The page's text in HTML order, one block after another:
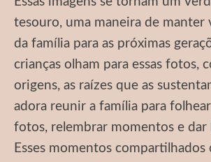
tesouro, uma maneira de manter
da família para as próximas
crianças olham para essas fotos,
origens, as raízes que as
adora reunir a família para
fotos, relembrar momentos e dar
Esses momentos compartilhados